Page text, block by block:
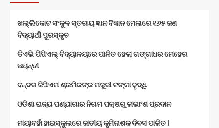
ଖଲ୍ଲିକୋଟ ସଂକୁଳ ସ୍ତରୀୟ ଜ୍ଞାନ ବିଜ୍ଞାନ ମେଳାରେ ୧୬୫ ଜଣ
ବିଦ୍ୟାର୍ଥୀ ପୁରସ୍କୃତ
ଡିଏଭି ପିପିଏଲ୍ ବିଦ୍ୟାଳୟରେ ପାଳିତ ହେଲା ଗଙ୍ଗାଧର ମେହେର
ଜୟନ୍ତୀ
ବନ୍ଦର ଜିପିଏମ ଶ୍ରମିକଙ୍କ ମଜୁରୀ ଟଙ୍କା ବୃଦ୍ଧି
ଓଡିଶା ରାଜ୍ୟ ପଣ୍ୟାଗାର ନିଗମ ପକ୍ଷରୁ ଲାଭାଂଶ ପ୍ରଦାନ
ମାୟାବର୍ହା ହାଇସ୍କୁଲରେ ଜାତୀୟ କୃମିନାଶକ ଦିବସ ପାଳିତ l